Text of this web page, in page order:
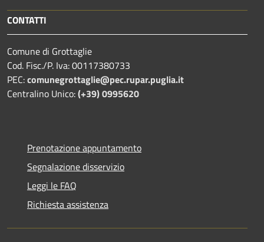
CONTATTI
Comune di Grottaglie
Cod. Fisc./P. Iva: 00117380733
PEC:comunegrottaglie@pec.rupar.puglia.it
Centralino Unico:(+39) 0995620
Prenotazione appuntamento
Segnalazione disservizio
Leggi le FAQ
Richiesta assistenza